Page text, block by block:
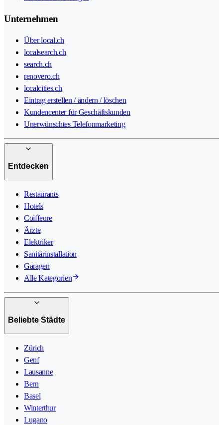
Unternehmen
Über local.ch
localsearch.ch
search.ch
renovero.ch
localcities.ch
Eintrag erstellen / ändern / löschen
Kundencenter für Geschäftskunden
Unerwünschtes Telefonmarketing
Entdecken
Restaurants
Hotels
Coiffeure
Ärzte
Elektriker
Sanitärinstallation
Garagen
Alle Kategorien
Beliebte Städte
Zürich
Genf
Lausanne
Bern
Basel
Winterthur
Lugano